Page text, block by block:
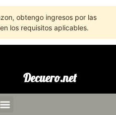
obtengo ingresos por las
los requisitos aplicables.
Decuero.net